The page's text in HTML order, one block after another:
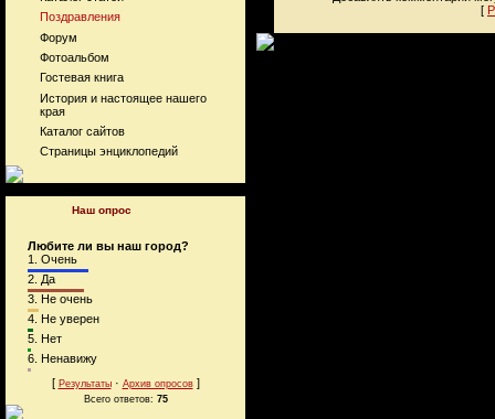
Поздравления
Форум
Фотоальбом
Гостевая книга
История и настоящее нашего
края
Каталог сайтов
Страницы энциклопедий
Наш опрос
Любите ли вы наш город?
1. Очень
2. Да
3. Не очень
4. Не уверен
5. Нет
6. Ненавижу
[ Результаты· Архив опросов]
Всего ответов: 75
[